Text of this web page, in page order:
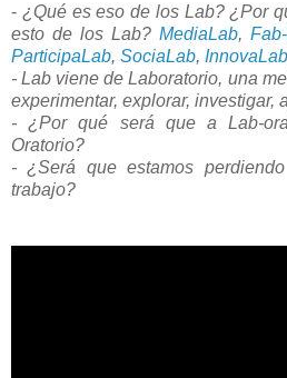
- ¿Qué es eso de los Lab? ¿Por
esto de los Lab? MediaLab,
ParticipaLab, SociaLab, InnovaLab
- Lab viene de Laboratorio, una
experimentar, explorar, investigar,
- ¿Por qué será que a Lab-
Oratorio?
- ¿Será que estamos
trabajo?